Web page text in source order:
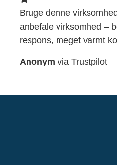
Bruge denne
anbefale virksomhed –
respons, meget varmt
Anonym via Trustpilot